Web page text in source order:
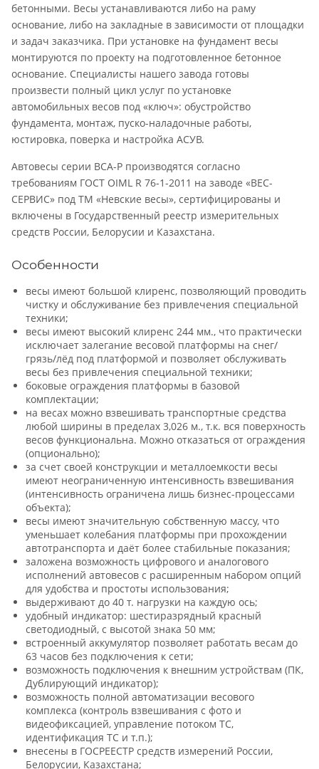
бетонными. Весы устанавливаются либо на раму
основание, либо на закладные в зависимости от площадки
и задач заказчика. При установке на фундамент весы
монтируются по проекту на подготовленное бетонное
основание. Специалисты нашего завода готовы
произвести полный цикл услуг по установке
автомобильных весов под «ключ»: обустройство
фундамента, монтаж, пуско-наладочные работы,
юстировка, поверка и настройка АСУВ.
Автовесы серии ВСА-Р производятся согласно
требованиям ГОСТ OIML R 76-1-2011 на заводе «ВЕС-
СЕРВИС» под ТМ «Невские весы», сертифицированы и
включены в Государственный реестр измерительных
средств России, Белорусии и Казахстана.
Особенности
весы имеют большой клиренс, позволяющий проводить
чистку и обслуживание без привлечения специальной
техники;
весы имеют высокий клиренс 244 мм., что практически
исключает залегание весовой платформы на снег/
грязь/лёд под платформой и позволяет обслуживать
весы без привлечения специальной техники;
боковые ограждения платформы в базовой
комплектации;
на весах можно взвешивать транспортные средства
любой ширины в пределах 3,026 м., т.к. вся поверхность
весов функциональна. Можно отказаться от ограждения
(опционально);
за счет своей конструкции и металлоемкости весы
имеют неограниченную интенсивность взвешивания
(интенсивность ограничена лишь бизнес-процессами
объекта);
весы имеют значительную собственную массу, что
уменьшает колебания платформы при прохождении
автотранспорта и даёт более стабильные показания;
заложена возможность цифрового и аналогового
исполнений автовесов с расширенным набором опций
для удобства и простоты использования;
выдерживают до 40 т. нагрузки на каждую ось;
удобный индикатор: шестиразрядный красный
светодиодный, с высотой знака 50 мм;
встроенный аккумулятор позволяет работать весам до
63 часов без подключения к сети;
возможность подключения к внешним устройствам (ПК,
Дублирующий индикатор);
возможность полной автоматизации весового
комплекса (контроль взвешивания с фото и
видеофиксацией, управление потоком ТС,
идентификация ТС и т.п.);
внесены в ГОСРЕЕСТР средств измерений России,
Белорусии, Казахстана;